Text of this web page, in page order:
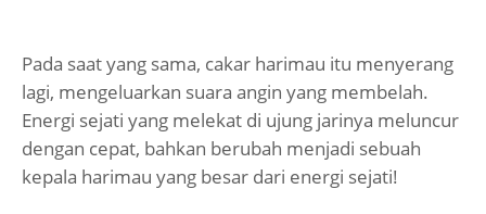
Pada saat yang sama, cakar harimau itu menyerang
lagi, mengeluarkan suara angin yang membelah.
Energi sejati yang melekat di ujung jarinya meluncur
dengan cepat, bahkan berubah menjadi sebuah
kepala harimau yang besar dari energi sejati!